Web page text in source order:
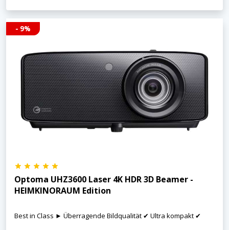
- 9%
Optoma UHZ3600 Laser 4K HDR 3D Beamer -
HEIMKINORAUM Edition
Best in Class ► Überragende Bildqualität ✔ Ultra kompakt ✔